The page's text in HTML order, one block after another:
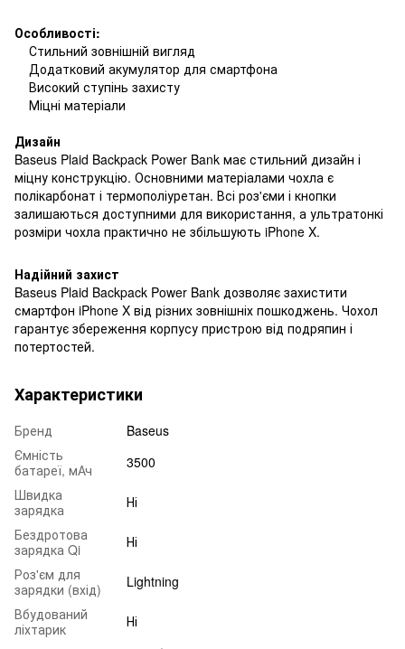
Особливості:
Стильний зовнішній вигляд
Додатковий акумулятор для смартфона
Високий ступінь захисту
Міцні матеріали
Дизайн
Baseus Plaid Backpack Power Bank має стильний дизайн і
міцну конструкцію. Основними матеріалами чохла є
полікарбонат і термополіуретан. Всі роз'єми і кнопки
залишаються доступними для використання, а ультратонкі
розміри чохла практично не збільшують iPhone X.
Надійний захист
Baseus Plaid Backpack Power Bank дозволяє захистити
смартфон iPhone X від різних зовнішніх пошкоджень. Чохол
гарантує збереження корпусу пристрою від подряпин і
потертостей.
Характеристики
Бренд
Baseus
Ємність
батареї, мАч
3500
Швидка
зарядка
Ні
Бездротова
зарядка Qi
Ні
Роз'єм для
зарядки (вхід)
Lightning
Вбудований
ліхтарик
Ні